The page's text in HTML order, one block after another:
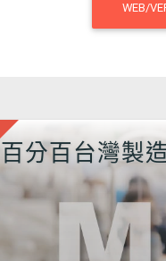
WEB/
百分百台灣製